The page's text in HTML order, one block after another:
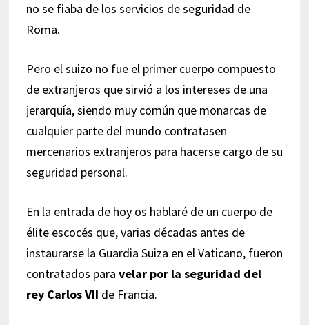
no se fiaba de los servicios de seguridad de
Roma.
Pero el suizo no fue el primer cuerpo compuesto
de extranjeros que sirvió a los intereses de una
jerarquía, siendo muy común que monarcas de
cualquier parte del mundo contratasen
mercenarios extranjeros para hacerse cargo de su
seguridad personal.
En la entrada de hoy os hablaré de un cuerpo de
élite escocés que, varias décadas antes de
instaurarse la Guardia Suiza en el Vaticano, fueron
contratados para velar por la seguridad del
rey Carlos VII de Francia.